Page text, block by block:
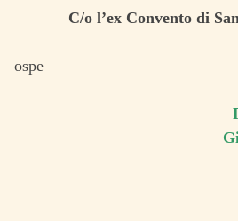
C/o l’ex Convento di